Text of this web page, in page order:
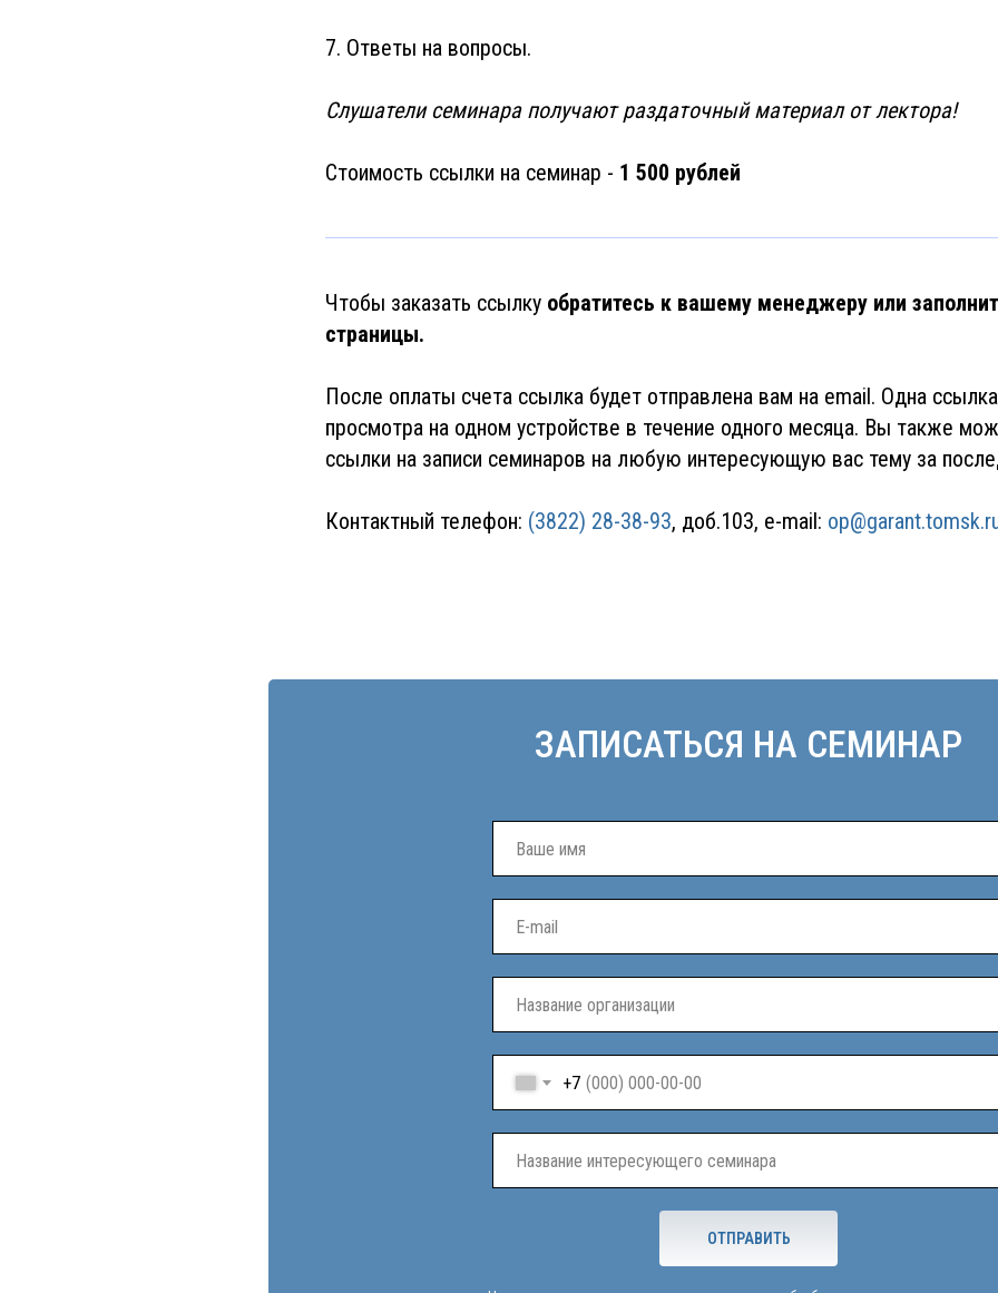
7. Ответы на вопросы.
Слушатели семинара получают раздаточный материал от лектора!
Стоимость ссылки на семинар - 1 500 рублей
Чтобы заказать ссылку обратитесь к вашему менеджеру или
страницы.
После оплаты счета ссылка будет отправлена вам на email. Одна
просмотра на одном устройстве в течение одного месяца. Вы также
ссылки на записи семинаров на любую интересующую вас тему за
Контактный телефон: (3822) 28-38-93, доб.103, e-mail:
ЗАПИСАТЬСЯ НА СЕМИНАР
+7
ОТПРАВИТЬ